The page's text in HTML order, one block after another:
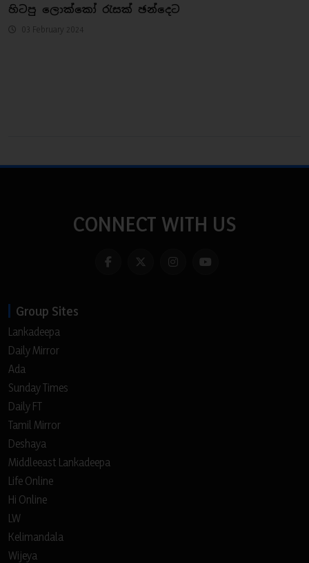
හිටපු ලොක්කෝ රැසක් ඡන්දෙට
03 February 2024
CONNECT WITH US
Group Sites
Lankadeepa
Daily Mirror
Ada
Sunday Times
Daily FT
Tamil Mirror
Deshaya
Middleeast Lankadeepa
Life Online
Hi Online
LW
Kelimandala
Wijeya